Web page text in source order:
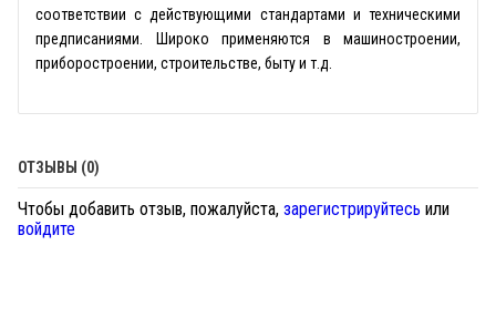
соответствии с действующими стандартами и техническими
предписаниями. Широко применяются в машиностроении,
приборостроении, строительстве, быту и т.д.
ОТЗЫВЫ (0)
Чтобы добавить отзыв, пожалуйста, зарегистрируйтесь или
войдите